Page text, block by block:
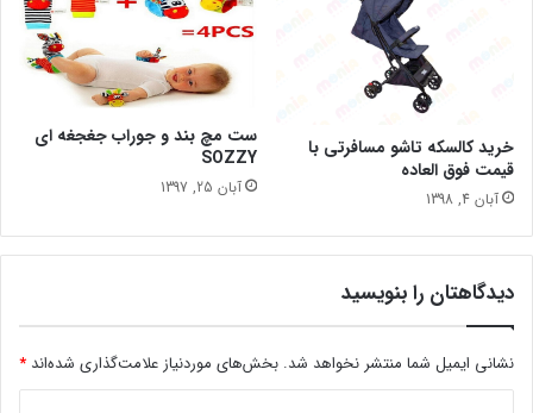
خرید کالسکه تاشو مسافرتی با
قیمت فوق العاده
آبان 4, 1398
ست مچ بند و جوراب جغجغه ای
SOZZY
آبان 25, 1397
دیدگاهتان را بنویسید
نشانی ایمیل شما منتشر نخواهد شد. بخش‌های موردنیاز علامت‌گذاری شده‌اند *